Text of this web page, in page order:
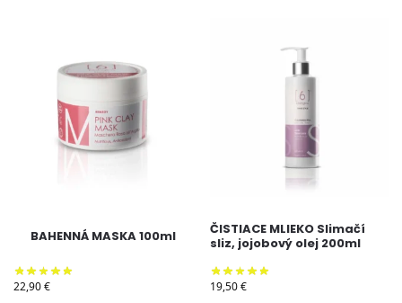
BAHENNÁ MASKA 100ml
22,90€
ČISTIACE MLIEKO Slimačí
sliz, jojobový olej 200ml
19,50€